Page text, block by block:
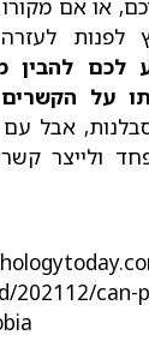
או אם
לפנות
לכם להבין
על
אבל עם
ולייצר
202112/can-